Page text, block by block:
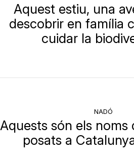
Aquest estiu, una
descobrir en família
cuidar la
NADÓ
Aquests són els noms
posats a